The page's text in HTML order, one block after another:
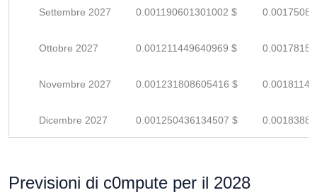
Settembre 2027 0.001190601301002 $
Ottobre 2027 0.001211449640969 $
Novembre 2027 0.001231808605416 $
Dicembre 2027 0.001250436134507 $
Previsioni di c0mpute per il 2028